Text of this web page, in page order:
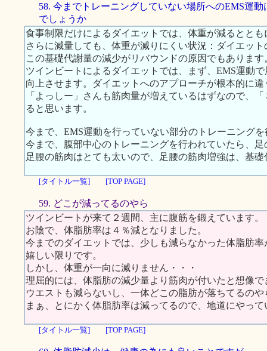
58. 今までトレーニングしていない場所へのEMS運動
でしょうか
食事制限だけによるダイエットでは、体重が減るとと
さらに減量しても、体重が減りにくい状況：ダイエッ
この基礎代謝量の減少がリバウンドの原因でもあります
ツインビートによるダイエットでは、まず、EMS運動
向上させます。ダイエットへのアプローチが根本的に違
「よっしー」さんも筋肉量が増えているはずなので、
ると思います。
今まで、EMS運動を行っていない部分のトレーニング
今まで、腹部中心のトレーニングを行われていたら、
足腰の筋肉はとても太いので、足腰の筋肉増強は、基
[タイトル一覧] [TOP PAGE]
59. どこが減ってるのやら
ツインビートが来て２週間、主に腹筋を鍛えています。
お陰で、体脂肪率は４％減となりました。
今までのダイエットでは、少しも減らなかった体脂肪率
嬉しい限りです。
しかし、体重が一向に減りません・・・
理屈的には、体脂肪の減少量より筋肉が付いたと想像
ウエストも減らないし、一体どこの脂肪が落ちてるのや
まぁ、とにかく体脂肪率は減ってるので、地道にやっ
[タイトル一覧] [TOP PAGE]